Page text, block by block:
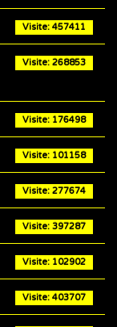
Visite: 457411
Visite: 268853
Visite: 176498
Visite: 101158
Visite: 277674
Visite: 397287
Visite: 102902
Visite: 403707